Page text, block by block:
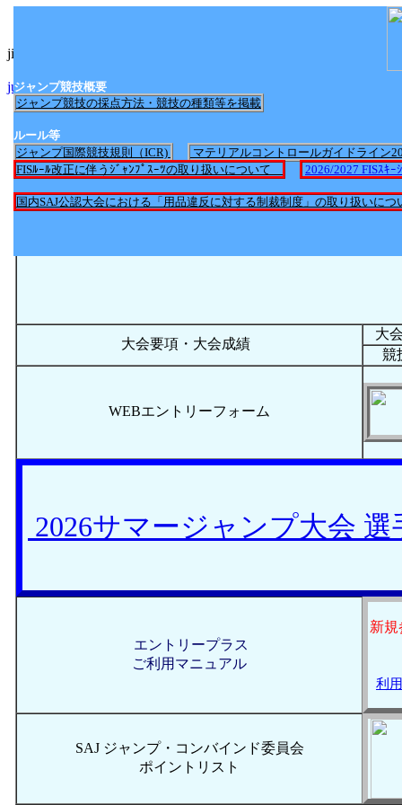
大会要項・大会成績
大
競
WEBエントリーフォーム
2026サマージャンプ大会
エントリープラス
ご利用マニュアル
新
利
SAJ ジャンプ・コンバインド委員会
ポイントリスト
ジャンプ競技概要
ジャンプ競技の採点方法・競技の種類等を掲載
ルール等
ジャンプ国際競技規則（ICR)
マテリアルコントロールガイドライ
FISﾙｰﾙ改正に伴うｼﾞｬﾝﾌﾟｽｰﾂの取り扱いについて
2026/2027 FISｽｷ
国内SAJ公認大会における「用品違反に対する制裁制度」の取り扱いにつ
jimp_nittei2017.htmlへのリンク
jump_nittei2025.htmlへのリンク